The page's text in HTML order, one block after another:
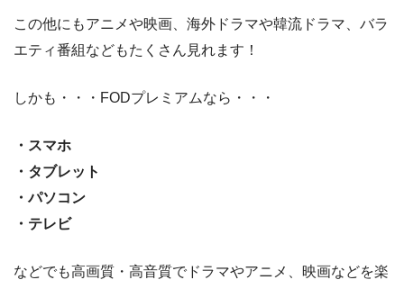
この他にもアニメや映画、海外ドラマや韓流ドラマ、バラ
エティ番組などもたくさん見れます！
しかも・・・FODプレミアムなら・・・
・スマホ
・タブレット
・パソコン
・テレビ
などでも高画質・高音質でドラマやアニメ、映画などを楽